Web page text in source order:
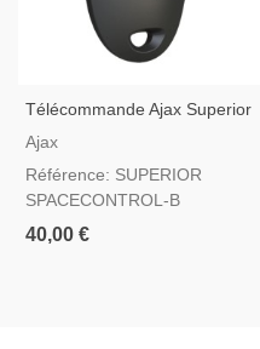
Télécommande Ajax Superior
SpaceControl Jeweller Noir
2
Ajax
Référence: SUPERIOR
SPACECONTROL-B
40,00 €